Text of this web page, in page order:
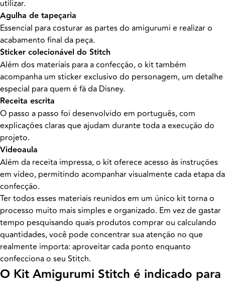
utilizar.
Agulha de tapeçaria
Essencial para costurar as partes do amigurumi e realizar o
acabamento final da peça.
Sticker colecionável do Stitch
Além dos materiais para a confecção, o kit também
acompanha um sticker exclusivo do personagem, um detalhe
especial para quem é fã da Disney.
Receita escrita
O passo a passo foi desenvolvido em português, com
explicações claras que ajudam durante toda a execução do
projeto.
Videoaula
Além da receita impressa, o kit oferece acesso às instruções
em vídeo, permitindo acompanhar visualmente cada etapa da
confecção.
Ter todos esses materiais reunidos em um único kit torna o
processo muito mais simples e organizado. Em vez de gastar
tempo pesquisando quais produtos comprar ou calculando
quantidades, você pode concentrar sua atenção no que
realmente importa: aproveitar cada ponto enquanto
confecciona o seu Stitch.
O Kit Amigurumi Stitch é indicado para